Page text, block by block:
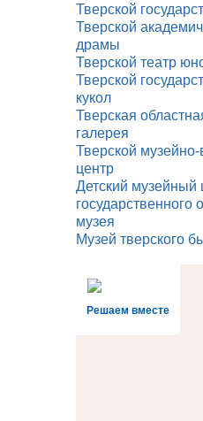
Тверской
Тверской
драмы
Тверской театр
Тверской
кукол
Тверская
галерея
Тверской
центр
Детский музейный
государственного
музея
Музей тверского
Решаем вместе